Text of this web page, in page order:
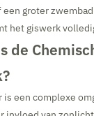
groter
het giswerk
de
is een complexe